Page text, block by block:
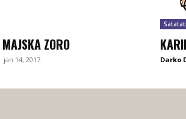
ZORO
jan 14, 2017 Darko